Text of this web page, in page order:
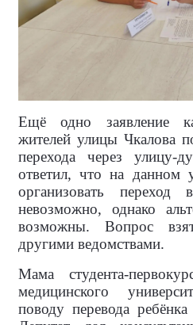
Ещё одно заявление
жителей улицы Чкалова
перехода через улицу-
ответил, что на данном
организовать переход
невозможно, однако
возможны. Вопрос
другими ведомствами.
Мама студента-
медицинского
поводу перевода